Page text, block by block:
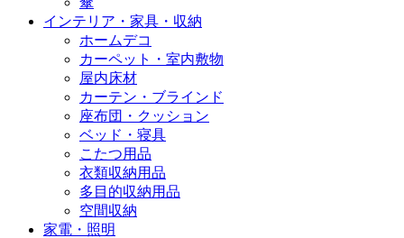
インテリア・家具・収納
ホームデコ
カーペット・室内敷物
屋内床材
カーテン・ブラインド
座布団・クッション
ベッド・寝具
こたつ用品
衣類収納用品
多目的収納用品
空間収納
家電・照明